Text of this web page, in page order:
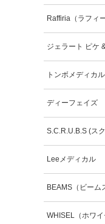
Raffiria（ラフィ
ジェラート ピケ
トンボメディカル
ディーフェイズ
S.C.R.U.B.S (スク
Leeメディカル
BEAMS（ビーム
WHISEL（ホワイ